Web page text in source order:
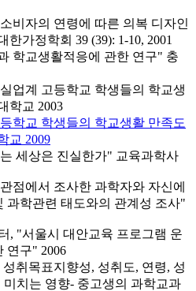
비자의 연령에 따른 의복 디자인
가정학회 39 (39): 1-10, 2001
학교생활적응에 관한 연구" 충
업계 고등학교 학생들의 학교생
학교 2003
학교 학생들의 학교생활 만족도
교 2009
세상은 진실한가" 교육과학사
점에서 조사한 과학자와 자신에
과학관련 태도와의 관계성 조사"
, "서울시 대안교육 프로그램 운
연구" 2006
취목표지향성, 성취도, 연령, 성
치는 영향- 중고생의 과학교과